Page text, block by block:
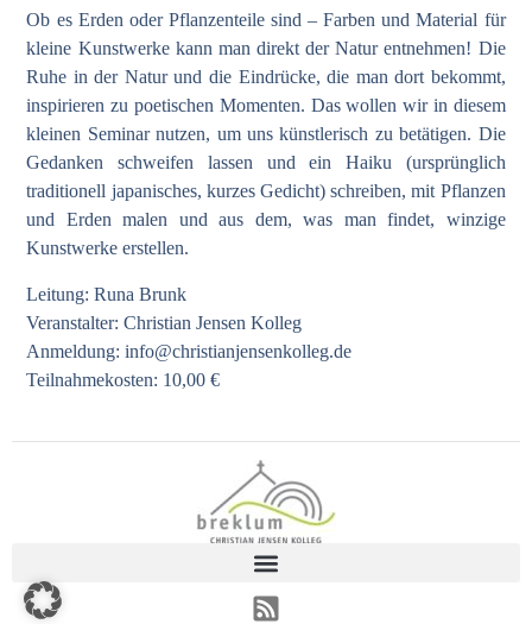
Ob es Erden oder Pflanzenteile sind – Farben und Material für
kleine Kunstwerke kann man direkt der Natur entnehmen! Die
Ruhe in der Natur und die Eindrücke, die man dort bekommt,
inspirieren zu poetischen Momenten. Das wollen wir in diesem
kleinen Seminar nutzen, um uns künstlerisch zu betätigen. Die
Gedanken schweifen lassen und ein Haiku (ursprünglich
traditionell japanisches, kurzes Gedicht) schreiben, mit Pflanzen
und Erden malen und aus dem, was man findet, winzige
Kunstwerke erstellen.
Leitung: Runa Brunk
Veranstalter: Christian Jensen Kolleg
Anmeldung:info@christianjensenkolleg.de
Teilnahmekosten: 10,00 €